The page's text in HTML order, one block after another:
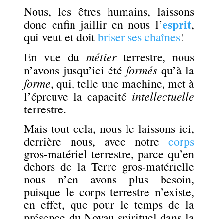
Nous, les êtres humains, laissons
donc enfin jaillir en nous l’esprit,
qui veut et doitbriser ses chaînes!
En vue du métierterrestre, nous
n’avons jusqu’ici été formésqu’à la
forme, qui, telle une machine, met à
l’épreuve la capacité intellectuelle
terrestre.
Mais tout cela, nous le laissons ici,
derrière nous, avec notre corps
gros-matériel terrestre, parce qu’en
dehors de la Terre gros-matérielle
nous n’en avons plus besoin,
puisque le corps terrestre n’existe,
en effet, que pour le temps de la